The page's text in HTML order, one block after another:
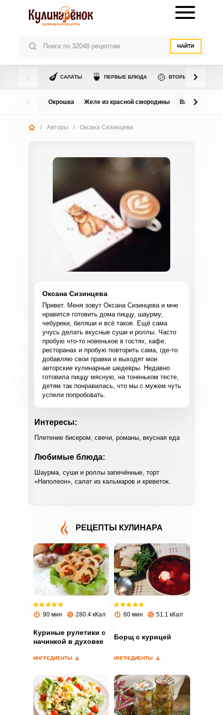
НАЙТИ
🍆 САЛАТЫ 🍵 ПЕРВЫЕ БЛЮДА 🍲 ВТОРЫЕ БЛЮДА
Окрошка Желе из красной смородины Варенье из
/ Авторы / Оксана Сизинцева
Оксана Сизинцева
Привет. Меня зовут Оксана Сизинцева и мне
нравится готовить дома пиццу, шаурму,
чебуреки, беляши и всё такое. Ещё сама
учусь делать вкусные суши и роллы. Часто
пробую что-то новенькое в гостях, кафе,
ресторанах и пробую повторить сама, где-то
добавляю свои правки и выходят мои
авторские кулинарные шедевры. Недавно
готовила пиццу мясную, на тоненьком тесте,
детям так понравилась, что мы с мужем чуть
успели попробовать.
Интересы:
Плетение бисером, свечи, романы, вкусная еда
Любимые блюда:
Шаурма, суши и роллы запечённые, торт
«Наполеон», салат из кальмаров и креветок.
РЕЦЕПТЫ КУЛИНАРА
90 мин 280.4 кКал
Куриные рулетики с
начинкой в духовке
ИНГРЕДИЕНТЫ
60 мин 51.1 кКал
Борщ с курицей
ИНГРЕДИЕНТЫ
ВХОД НА САЙТ РЕГИСТРАЦИЯ
Войдите
с помощью социальных сетей:
или
Запомнить меня